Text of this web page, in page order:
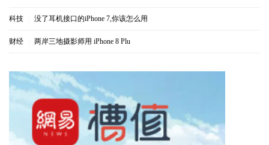
科技 没了耳机接口的iPhone 7,你该怎么用
财经 两岸三地摄影师用 iPhone 8 Plu